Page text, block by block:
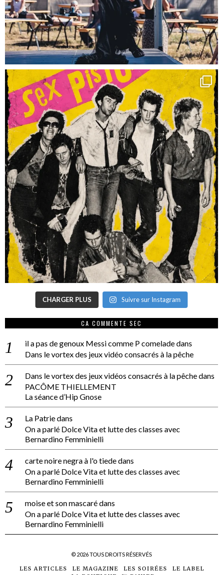
CHARGER PLUS Suivre sur Instagram
CA COMMENTE SEC
il a pas de genoux Messi comme P comeladedans
Dans le vortex des jeux vidéo consacrés à la pêche
Dans le vortex des jeux vidéos consacrés à la pêchedans
PACÔME THIELLEMENT
La séance d’Hip Gnose
La Patriedans
On a parlé Dolce Vita et lutte des classes avec
Bernardino Femminielli
carte noire negra à l'o tiededans
On a parlé Dolce Vita et lutte des classes avec
Bernardino Femminielli
moise et son mascarédans
On a parlé Dolce Vita et lutte des classes avec
Bernardino Femminielli
© 2026TOUS DROITS RÉSERVÉS
LES ARTICLES LE MAGAZINE LES SOIRÉES
LE LABEL